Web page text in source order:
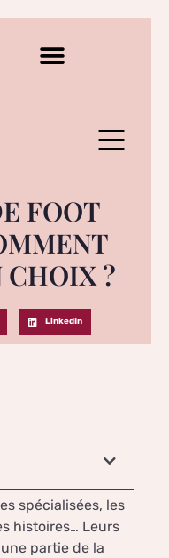
FOOT
CHOIX ?
LinkedIn
spécialisées, les
histoires… Leurs
partie de la